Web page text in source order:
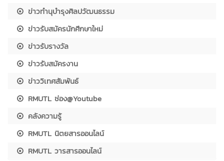
ข่าวทำนุบำรุงศิลปวัฒนธรรม
ข่าวรับสมัครนักศึกษาใหม่
ข่าวรับรางวัล
ข่าวรับสมัครงาน
ข่าววิเทศสัมพันธ์
RMUTL ช่อง@Youtube
คลังความรู้
RMUTL นิตยสารออนไลน์
RMUTL วารสารออนไลน์